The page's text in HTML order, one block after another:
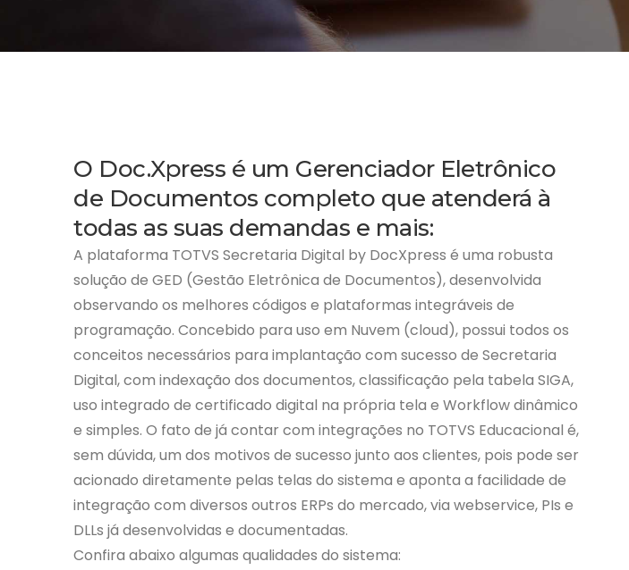
O Doc.Xpress é um Gerenciador Eletrônico
de Documentos completo que atenderá à
todas as suas demandas e mais:
A plataforma TOTVS Secretaria Digital by DocXpress é uma robusta
solução de GED (Gestão Eletrônica de Documentos), desenvolvida
observando os melhores códigos e plataformas integráveis de
programação. Concebido para uso em Nuvem (cloud), possui todos os
conceitos necessários para implantação com sucesso de Secretaria
Digital, com indexação dos documentos, classificação pela tabela SIGA,
uso integrado de certificado digital na própria tela e Workflow dinâmico
e simples. O fato de já contar com integrações no TOTVS Educacional é,
sem dúvida, um dos motivos de sucesso junto aos clientes, pois pode ser
acionado diretamente pelas telas do sistema e aponta a facilidade de
integração com diversos outros ERPs do mercado, via webservice, PIs e
DLLs já desenvolvidas e documentadas.
Confira abaixo algumas qualidades do sistema: